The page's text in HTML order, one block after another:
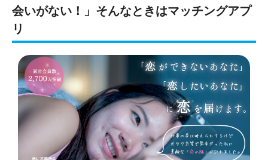
会いがない！」そんなときはマッチングアプ
リ